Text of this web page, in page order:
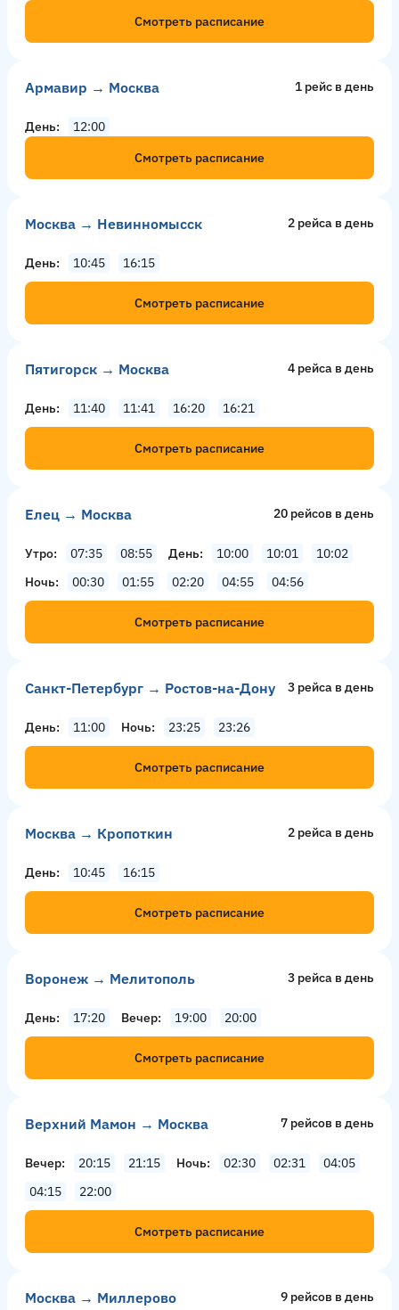
Смотреть расписание
Армавир → Москва 1 рейс в день
День
12:00
Смотреть расписание
Москва → Невинномысск 2 рейсa в день
День 10:45 16:15
Смотреть расписание
Пятигорск → Москва 4 рейсa в день
День 11:40 11:41 16:20 16:21
Смотреть расписание
Елец → Москва 20 рейсов в день
Утро 07:35 08:55 День 10:00 10:01
10:02
Ночь
00:30 01:55 02:20 04:55 04:56
Смотреть расписание
Санкт-Петербург → Ростов-на-Дону 3 рейсa в день
День 11:00 Ночь 23:25 23:26
Смотреть расписание
Москва → Кропоткин 2 рейсa в день
День 10:45 16:15
Смотреть расписание
Воронеж → Мелитополь 3 рейсa в день
День 17:20 Вечер 19:00 20:00
Смотреть расписание
Верхний Мамон → Москва 7 рейсов в день
Вечер 20:15 21:15 Ночь 02:30 02:31
04:05
04:15
22:00
Смотреть расписание
Москва → Миллерово 9 рейсов в день